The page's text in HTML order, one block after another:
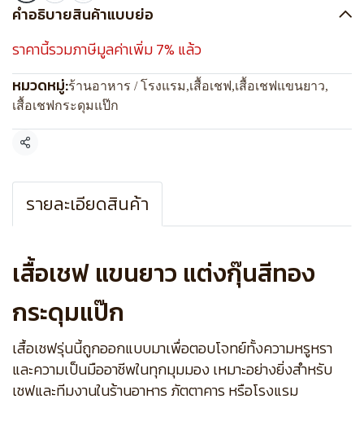
คำอธิบายสินค้าแบบย่อ
ราคานี้รวมภาษีมูลค่าเพิ่ม 7% แล้ว
หมวดหมู่:ร้านอาหาร / โรงแรม,เสื้อเชฟ,เสื้อเชฟแขนยาว,
เสื้อเชฟกระดุมแป๊ก
แชร์
รายละเอียดสินค้า
เสื้อเชฟ แขนยาว แต่งกุ๊นสีทอง
กระดุมแป๊ก
เสื้อเชฟรุ่นนี้ถูกออกแบบมาเพื่อตอบโจทย์ทั้งความหรูหรา
และความเป็นมืออาชีพในทุกมุมมอง เหมาะอย่างยิ่งสำหรับ
เชฟและทีมงานในร้านอาหาร ภัตตาคาร หรือโรงแรม